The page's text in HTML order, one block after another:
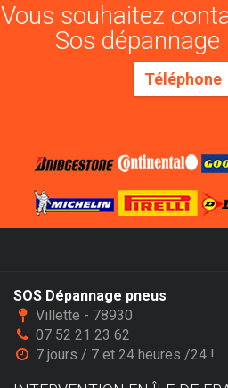
Vous souhaitez
Sos dépannage
Téléphone
SOS Dépannage pneus
Villette - 78930
07 52 21 23 62
7 jours / 7 et 24 heures /24 !